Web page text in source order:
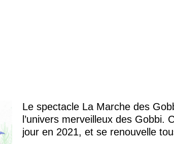
Le spectacle La Marche des
l’univers merveilleux des
jour en 2021, et se renouvelle